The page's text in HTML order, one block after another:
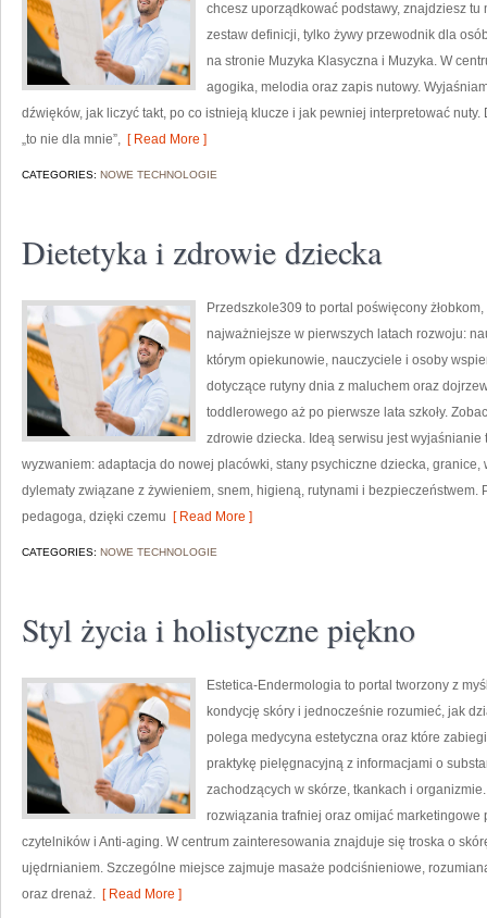
chcesz uporządkować podstawy, znajdziesz tu
zestaw definicji, tylko żywy przewodnik dla
na stronie Muzyka Klasyczna i Muzyka. W
agogika, melodia oraz zapis nutowy.
dźwięków, jak liczyć takt, po co istnieją klucze i jak pewniej interpretować nuty.
„to nie dla mnie”, [ Read More ]
CATEGORIES: NOWE TECHNOLOGIE
Dietetyka i zdrowie dziecka
Przedszkole309 to portal poświęcony
najważniejsze w pierwszych latach rozwoju:
którym opiekunowie, nauczyciele i osoby
dotyczące rutyny dnia z maluchem oraz
toddlerowego aż po pierwsze lata szkoły.
zdrowie dziecka. Ideą serwisu jest
wyzwaniem: adaptacja do nowej placówki, stany psychiczne dziecka, granice,
dylematy związane z żywieniem, snem, higieną, rutynami i bezpieczeństwem.
pedagoga, dzięki czemu [ Read More ]
CATEGORIES: NOWE TECHNOLOGIE
Styl życia i holistyczne piękno
Estetica-Endermologia to portal tworzony z
kondycję skóry i jednocześnie rozumieć, jak
polega medycyna estetyczna oraz które
praktykę pielęgnacyjną z informacjami o
zachodzących w skórze, tkankach i
rozwiązania trafniej oraz omijać marketingowe
czytelników i Anti-aging. W centrum zainteresowania znajduje się troska o
ujędrnianiem. Szczególne miejsce zajmuje masaże podciśnieniowe,
oraz drenaż. [ Read More ]